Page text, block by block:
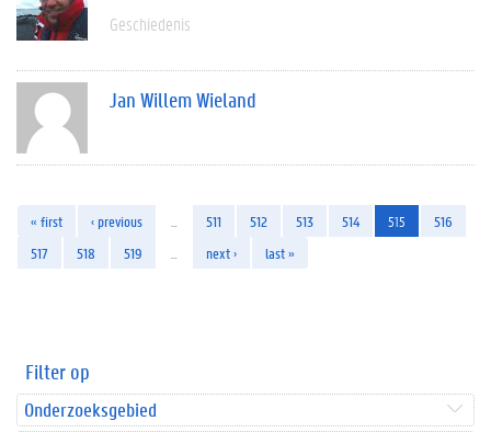
Geschiedenis
Jan Willem Wieland
« first ‹ previous 511 512 513 514 515
516
517
518 519 next › last »
Filter op
Onderzoeksgebied